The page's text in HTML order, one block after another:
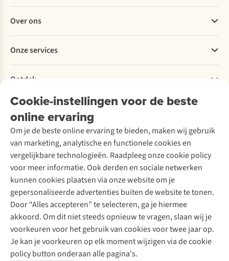
Cookie-instellingen voor de beste
online ervaring
Om je de beste online ervaring te bieden, maken wij gebruik
van marketing, analytische en functionele cookies en
vergelijkbare technologieën. Raadpleeg onze cookie policy
voor meer informatie. Ook derden en sociale netwerken
kunnen cookies plaatsen via onze website om je
gepersonaliseerde advertenties buiten de website te tonen.
Door “Alles accepteren” te selecteren, ga je hiermee
akkoord. Om dit niet steeds opnieuw te vragen, slaan wij je
voorkeuren voor het gebruik van cookies voor twee jaar op.
Je kan je voorkeuren op elk moment wijzigen via de cookie
policy button onderaan alle pagina's.
Bestellen
Betalen
Levering
Retourneren
Bestelling herroepen
Garantie
Contact
Over ons
Explore More
Verantwoord ondernemen
Over Ayacucho
Onze winkels
Over A.S.Adventure
Toegankelijkheidsverklaring
Onze services
Ski-onderhoud
Wasservice
Schoenonderhoud
Schoenherstelling
Kledingherstelling
Retouches
Voor bedrijven
Ontdek
A.S.Magazine
Podcast
Explore Academy
Explore Camp
Gear Check
Inspiratie & advies
Meld je aan voor de nieuwsbrief
Follow us
Disclaimer Privacy Policy
Algemene voorwaarden